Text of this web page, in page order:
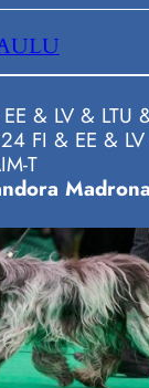
& LV & LTU
FI & EE &
T
Madrona